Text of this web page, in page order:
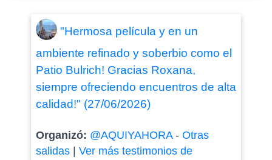
"Hermosa película y en un
ambiente refinado y soberbio como el
Patio Bulrich! Gracias Roxana,
siempre ofreciendo encuentros de alta
calidad!" (27/06/2026)
Organizó: @AQUIYAHORA- Otras
salidas| Ver más testimonios de